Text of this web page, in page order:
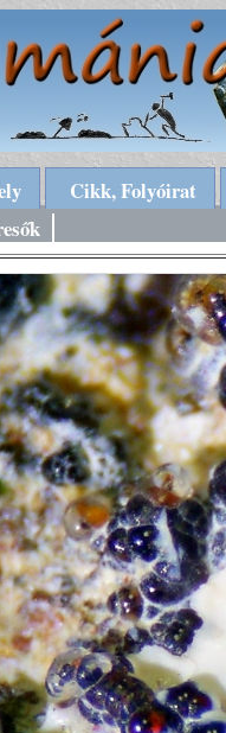
Cikk, Folyóirat